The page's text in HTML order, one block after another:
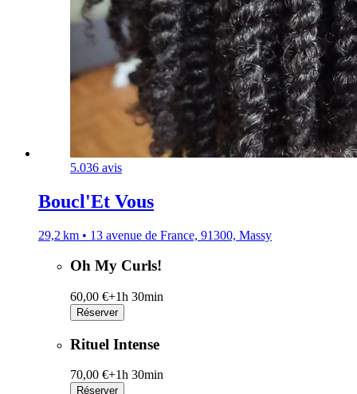
5.036 avis
Boucl'Et Vous
29,2 km • 13 avenue de France, 91300, Massy
Oh My Curls!
60,00 €+1h 30min
Réserver
Rituel Intense
70,00 €+1h 30min
Réserver